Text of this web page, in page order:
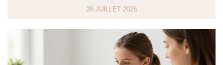
26 JUILLET 2026